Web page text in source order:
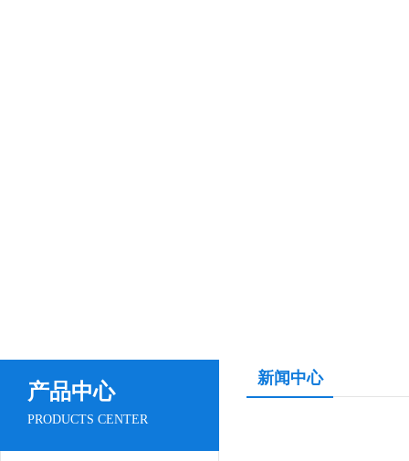
产品中心
PRODUCTS CENTER
新闻中心